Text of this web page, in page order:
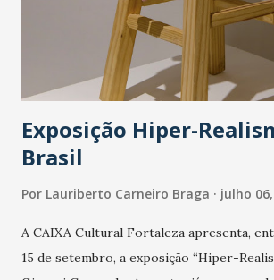
apresentação de Johnny faz parte de uma
celebração dos seus 20 anos de carreira. -
Johnny Hooker no DFB XXV é um
público. Queremos celebrar esses XXV
espetáculo que repr...
Exposição Hiper-
Brasil
Por Lauriberto Carneiro Braga julho
A CAIXA Cultural Fortaleza apresenta,
15 de setembro, a exposição “Hiper-